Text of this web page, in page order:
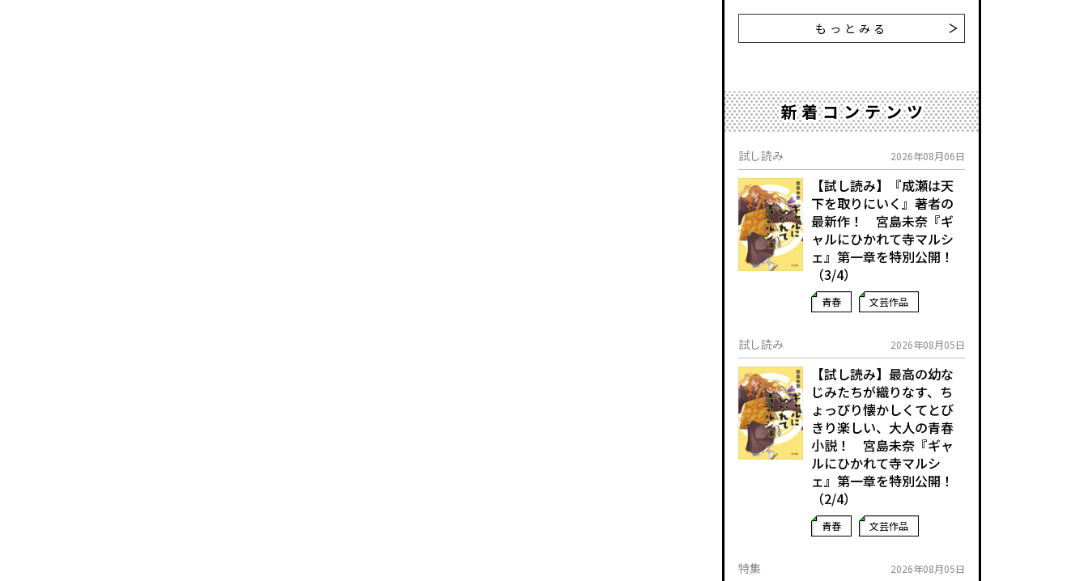
もっとみる
新着コンテンツ
試し読み 2026年08月06日
【試し読み】『成瀬は天
下を取りにいく』著者の
最新作！ 宮島未奈『ギ
ャルにひかれて寺マルシ
ェ』第一章を特別公開！
（3/4）
青春 文芸作品
試し読み 2026年08月05日
【試し読み】最高の幼な
じみたちが織りなす、ち
ょっぴり懐かしくてとび
きり楽しい、大人の青春
小説！ 宮島未奈『ギャ
ルにひかれて寺マルシ
ェ』第一章を特別公開！
（2/4）
青春 文芸作品
特集 2026年08月05日